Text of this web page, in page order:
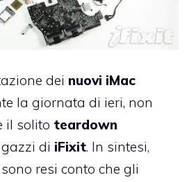
dei nuovi iMac
la giornata di ieri, non
il solito teardown
di iFixit. In sintesi,
resi conto che gli